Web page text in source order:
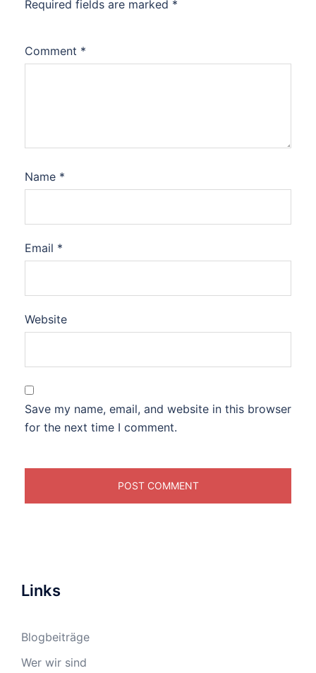
Required fields are marked *
Comment *
Name *
Email *
Website
Save my name, email, and website in this browser
for the next time I comment.
Links
Blogbeiträge
Wer wir sind